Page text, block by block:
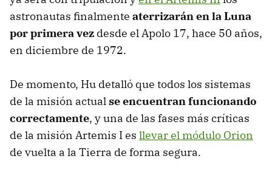
astronautas finalmente aterrizarán en la Luna
por primera vez desde el Apolo 17, hace 50 años,
en diciembre de 1972.
De momento, Hu detalló que todos los sistemas
de la misión actualse encuentran funcionando
correctamente, y una de las fases más críticas
de la misión Artemis I es llevar el módulo Orion
de vuelta a la Tierra de forma segura.